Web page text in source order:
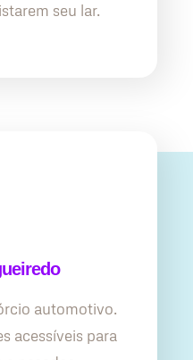
seu lar.
automotivo.
acessíveis para